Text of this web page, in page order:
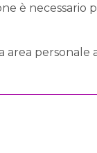
è necessario
area personale